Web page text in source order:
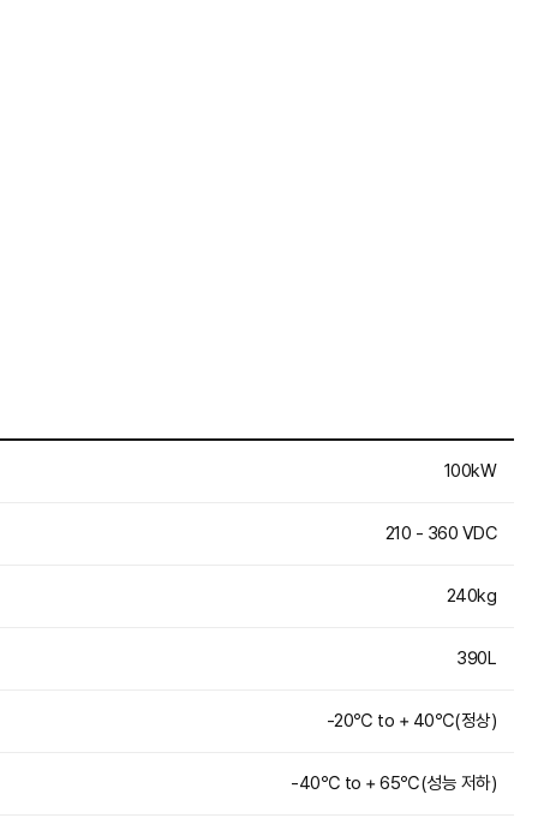
100kW
210 - 360 VDC
240kg
390L
-20℃ to + 40℃(정상)
-40℃ to + 65℃(성능 저하)